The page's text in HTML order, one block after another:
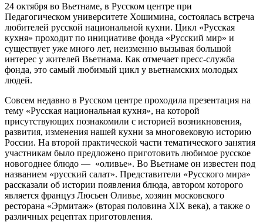
24 октября во Вьетнаме, в Русском центре при
Педагогическом университете Хошимина, состоялась встреча
любителей русской национальной кухни. Цикл «Русская
кухня» проходит по инициативе фонда «Русский мир» и
существует уже много лет, неизменно вызывая большой
интерес у жителей Вьетнама. Как отмечает пресс-служба
фонда, это самый любимый цикл у вьетнамских молодых
людей.
Совсем недавно в Русском центре проходила презентация на
тему «Русская национальная кухня», на которой
присутствующих познакомили с историей возникновения,
развития, изменения нашей кухни за многовековую историю
России. На второй практической части тематического занятия
участникам было предложено приготовить любимое русское
новогоднее блюдо — «оливье». Во Вьетнаме он известен под
названием «русский салат». Представители «Русского мира»
рассказали об истории появления блюда, автором которого
является француз Люсьен Оливье, хозяин московского
ресторана «Эрмитаж» (вторая половина ХIХ века), а также о
различных рецептах приготовления.